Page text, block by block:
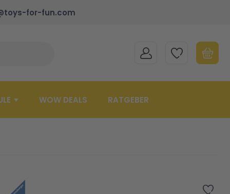
for-fun.com
MEIN KONTOMEINE WUNSCHLISTE
WOW DEALS RATGEBER
Zur